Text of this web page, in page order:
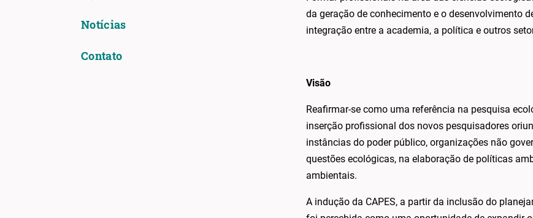
Notícias
Contato
da geração de conhecimento e o desenvolvimento
integração entre a academia, a política e outros
Visão
Reafirmar-se como uma referência na pesquisa
inserção profissional dos novos pesquisadores
instâncias do poder público, organizações não
questões ecológicas, na elaboração de políticas
ambientais.
A indução da CAPES, a partir da inclusão do